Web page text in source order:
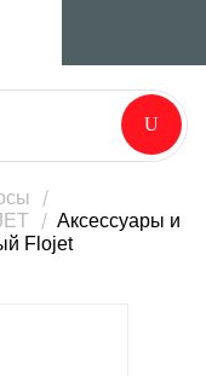
Аксессуары и
Flojet